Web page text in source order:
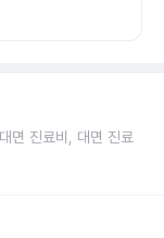
면 진료비, 대면 진료